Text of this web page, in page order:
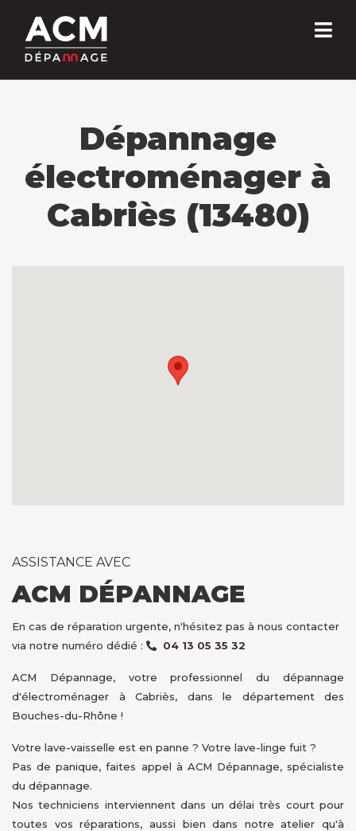
Dépannage
électroménager à
Cabriès (13480)
ASSISTANCE AVEC
ACM DÉPANNAGE
En cas de réparation urgente, n'hésitez pas à nous contacter
via notre numéro dédié :
04 13 05 35 32
ACM Dépannage, votre professionnel du dépannage
d'électroménager à Cabriès, dans le département des
Bouches-du-Rhône !
Votre lave-vaisselle est en panne ? Votre lave-linge fuit ?
Pas de panique, faites appel à ACM Dépannage, spécialiste
du dépannage.
Nos techniciens interviennent dans un délai très court pour
toutes vos réparations, aussi bien dans notre atelier qu'à